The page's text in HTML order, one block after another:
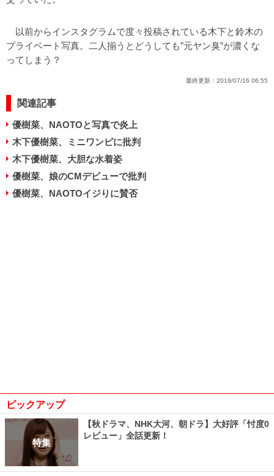
以前からインスタグラムで度々投稿されている木下と鈴木の
プライベート写真。二人揃うとどうしても”元ヤン臭”が濃くな
ってしまう？
最終更新： 2019/07/16 06:55
関連記事
優樹菜、NAOTOと写真で炎上
木下優樹菜、ミニワンピに批判
木下優樹菜、大胆な水着姿
優樹菜、娘のCMデビューで批判
優樹菜、NAOTOイジりに賛否
ピックアップ
特集
【秋ドラマ、NHK大河、朝ドラ】大好評「忖度0
レビュー」全話更新！